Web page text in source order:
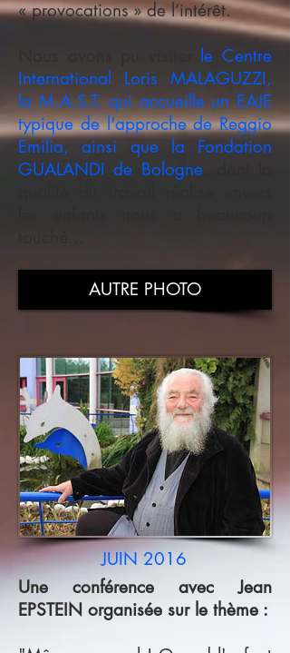
« provocations » de l’intérêt.
le Centre
International Loris MALAGUZZI,
la M.A.S.T. qui accueille un EAJE
typique de l'approche de Reggio
Emilia, ainsi que la Fondation
GUALANDI de Bologne, dont la
AUTRE PHOTO
JUIN 2016
Une conférence avec Jean
EPSTEIN organisée sur le thème :